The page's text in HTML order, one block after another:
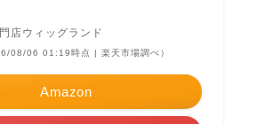
店ウィッグランド
08/06 01:19時点 | 楽天市場調べ）
Amazon